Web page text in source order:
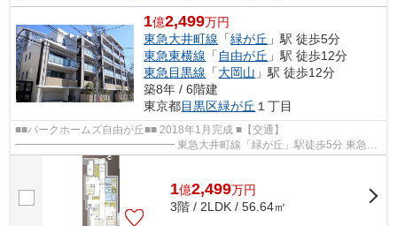
1億2,499万円
東急大井町線 「緑が丘 」駅 徒歩5分
東急東横線 「自由が丘 」駅 徒歩12分
東急目黒線 「大岡山 」駅 徒歩12分
築8年 / 6階建
東京都目黒区緑が丘 １丁目
■■パークホームズ自由が丘■■ 2018年1月完成 ■【交通】
━━━━━━━━━━━━━━━ 東急大井町線「緑が丘」駅徒歩5分 東急東
横線「自由が丘」駅徒歩12分 東急大井町線「大岡山」駅徒歩12分 ■【...
1億2,499万円
3階 / 2LDK / 56.64㎡